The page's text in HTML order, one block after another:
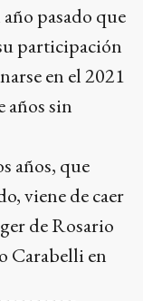
pasado que
participación
en el 2021
años sin
años, que
viene de caer
de Rosario
Carabelli en